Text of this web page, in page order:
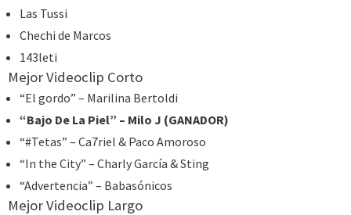
Las Tussi
Chechi de Marcos
143leti
Mejor Videoclip Corto
“El gordo” – Marilina Bertoldi
“Bajo De La Piel” – Milo J (GANADOR)
“#Tetas” – Ca7riel & Paco Amoroso
“In the City” – Charly García & Sting
“Advertencia” – Babasónicos
Mejor Videoclip Largo